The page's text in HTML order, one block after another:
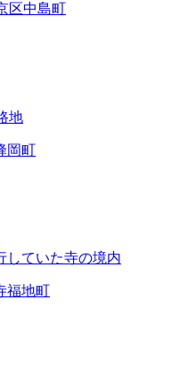
区中島町
地
岡町
していた寺の境内
福地町